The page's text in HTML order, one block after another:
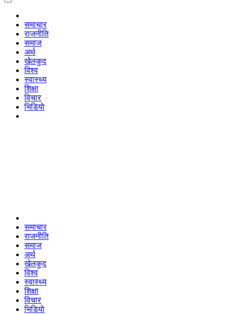
समाचार
राजनीति
समाज
अर्थ
खेलकुद
विश्व
स्वास्थ्य
शिक्षा
विचार
भिडियाे
समाचार
राजनीति
समाज
अर्थ
खेलकुद
विश्व
स्वास्थ्य
शिक्षा
विचार
भिडियाे